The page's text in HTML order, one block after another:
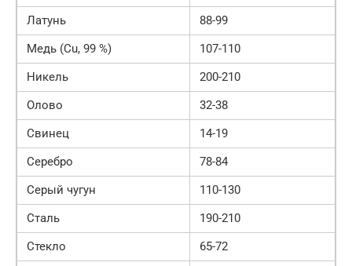
Латунь
88-99
Медь (Cu, 99 %)
107-110
Никель
200-210
Олово
32-38
Свинец
14-19
Серебро
78-84
Серый чугун
110-130
Сталь
190-210
Стекло
65-72